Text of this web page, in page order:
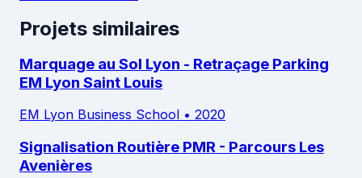
Projets similaires
Marquage au Sol Lyon - Retraçage Parking
EM Lyon Saint Louis
EM Lyon Business School • 2020
Signalisation Routière PMR - Parcours Les
Avenières